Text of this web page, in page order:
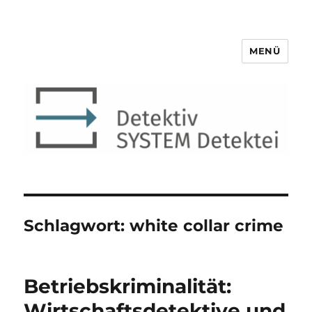
Detektiv SYSTEM Detektei ®
MENÜ
Schlagwort:white collar crime
Betriebskriminalität: